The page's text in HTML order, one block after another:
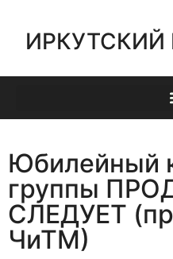
ИРКУТСКИЙ
Юбилейный
группы
СЛЕДУЕТ
ЧиТМ)